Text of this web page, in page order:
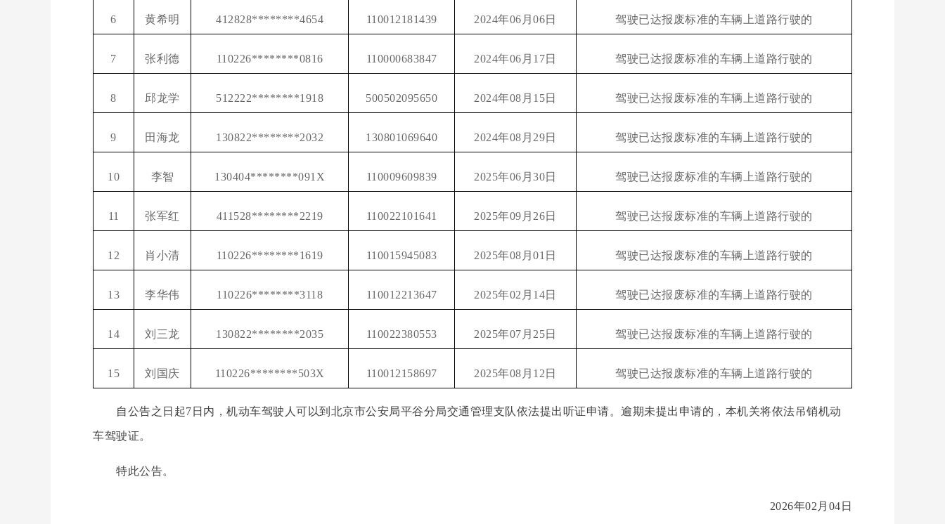
6 黄希明 412828********4654 110012181439 2024年06月06日 驾驶已达报废标准的车辆上道路行驶的
7 张利德 110226********0816 110000683847 2024年06月17日 驾驶已达报废标准的车辆上道路行驶的
8 邱龙学 512222********1918 500502095650 2024年08月15日 驾驶已达报废标准的车辆上道路行驶的
9 田海龙 130822********2032 130801069640 2024年08月29日 驾驶已达报废标准的车辆上道路行驶的
10 李智 130404********091X 110009609839 2025年06月30日 驾驶已达报废标准的车辆上道路行驶的
11 张军红 411528********2219 110022101641 2025年09月26日 驾驶已达报废标准的车辆上道路行驶的
12 肖小清 110226********1619 110015945083 2025年08月01日 驾驶已达报废标准的车辆上道路行驶的
13 李华伟 110226********3118 110012213647 2025年02月14日 驾驶已达报废标准的车辆上道路行驶的
14 刘三龙 130822********2035 110022380553 2025年07月25日 驾驶已达报废标准的车辆上道路行驶的
15 刘国庆 110226********503X 110012158697 2025年08月12日 驾驶已达报废标准的车辆上道路行驶的
自公告之日起7日内，机动车驾驶人可以到北京市公安局平谷分局交通管理支队依法提出听证申请。逾期未提出申请的，本机关将依法吊销机动
车驾驶证。
特此公告。
2026年02月04日